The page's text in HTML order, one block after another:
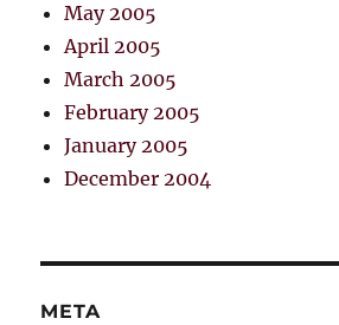
May 2005
April 2005
March 2005
February 2005
January 2005
December 2004
META